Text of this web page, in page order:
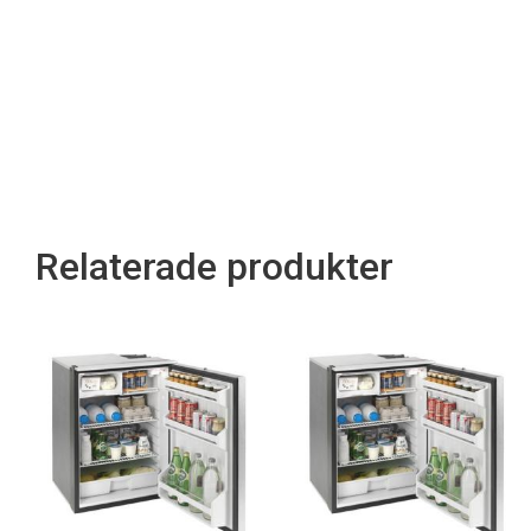
Relaterade produkter